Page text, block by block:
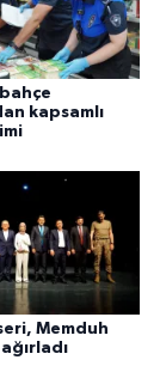
kapsamlı
Memduh
ağırladı